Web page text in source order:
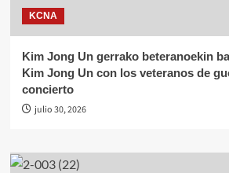
KCNA
Kim Jong Un gerrako beteranoekin
Kim Jong Un con los veteranos de
concierto
julio 30, 2026